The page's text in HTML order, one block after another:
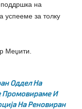
на
успееме за толку
Меџити.
Оддел На
Промовираме И
На Реновиран